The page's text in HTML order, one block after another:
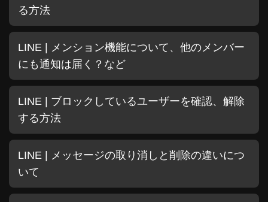
る方法
LINE | メンション機能について、他のメンバー
にも通知は届く？など
LINE | ブロックしているユーザーを確認、解除
する方法
LINE | メッセージの取り消しと削除の違いにつ
いて